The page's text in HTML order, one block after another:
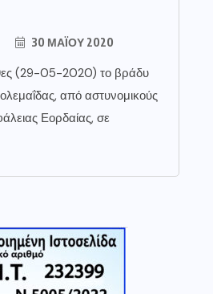
30 ΜΑΪ́ΟΥ 2020
(29-05-2020) το βράδυ
από αστυνομικούς
Εορδαίας, σε